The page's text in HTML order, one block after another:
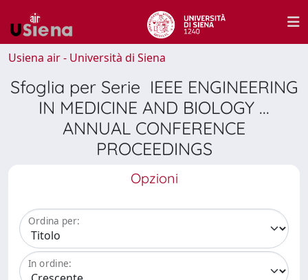
Usiena air - Università di Siena
Sfoglia per Serie IEEE ENGINEERING
IN MEDICINE AND BIOLOGY ...
ANNUAL CONFERENCE
PROCEEDINGS
Opzioni
Ordina per:
In ordine: